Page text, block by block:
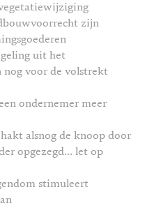
zijn
uit het
voor de volstrekt
ondernemer meer
alsnog de knoop door
opgezegd... let op
stimuleert